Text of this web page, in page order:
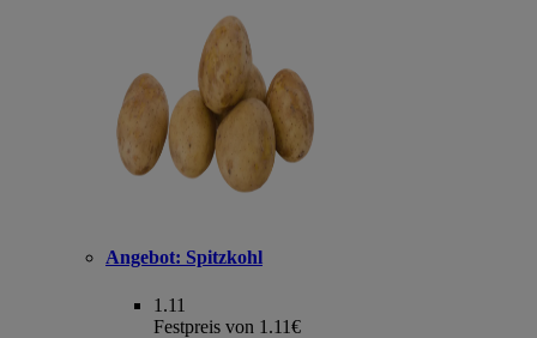
Angebot: Spitzkohl
1.11
Festpreis von 1.11€